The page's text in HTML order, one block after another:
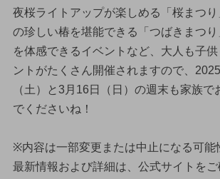
夜桜ライトアップが楽しめる「桜まつ
の珍しい椿を堪能できる「つばきまつ
を体感できるイベントなど、大人も子
ントがたくさん開催されますので、
（土）と3月16日（日）の週末も家族で
でくださいね！
※内容は一部変更または中止になる可能
最新情報および詳細は、公式サイトを